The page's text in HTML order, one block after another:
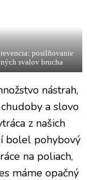
posilňovanie
svalov brucha
nástrah,
a slovo
z našich
bolel pohybový
na poliach,
máme opačný